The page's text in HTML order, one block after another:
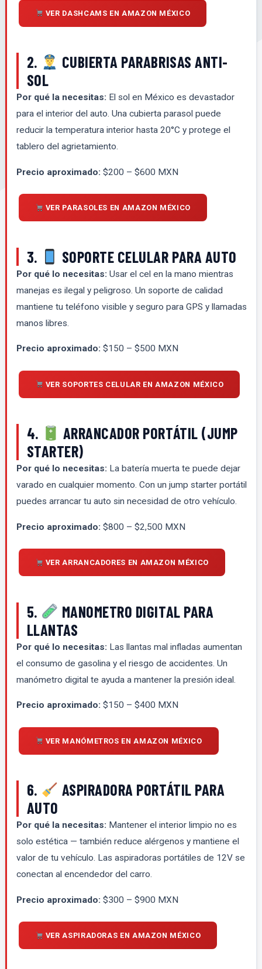
VER DASHCAMS EN AMAZON MÉXICO
2.
CUBIERTA PARABRISAS ANTI-
SOL
Por qué la necesitas: El sol en México es devastador
para el interior del auto. Una cubierta parasol puede
reducir la temperatura interior hasta 20°C y protege el
tablero del agrietamiento.
Precio aproximado: $200 – $600 MXN
VER PARASOLES EN AMAZON MÉXICO
3. SOPORTE CELULAR PARA AUTO
Por qué lo necesitas: Usar el cel en la mano mientras
manejas es ilegal y peligroso. Un soporte de calidad
mantiene tu teléfono visible y seguro para GPS y llamadas
manos libres.
Precio aproximado: $150 – $500 MXN
VER SOPORTES CELULAR EN AMAZON MÉXICO
4.
ARRANCADOR PORTÁTIL (JUMP
STARTER)
Por qué lo necesitas: La batería muerta te puede dejar
varado en cualquier momento. Con un jump starter portátil
puedes arrancar tu auto sin necesidad de otro vehículo.
Precio aproximado: $800 – $2,500 MXN
VER ARRANCADORES EN AMAZON MÉXICO
5.
MANOMETRO DIGITAL PARA
LLANTAS
Por qué lo necesitas: Las llantas mal infladas aumentan
el consumo de gasolina y el riesgo de accidentes. Un
manómetro digital te ayuda a mantener la presión ideal.
Precio aproximado: $150 – $400 MXN
VER MANÓMETROS EN AMAZON MÉXICO
6.
ASPIRADORA PORTÁTIL PARA
AUTO
Por qué la necesitas: Mantener el interior limpio no es
solo estética — también reduce alérgenos y mantiene el
valor de tu vehículo. Las aspiradoras portátiles de 12V se
conectan al encendedor del carro.
Precio aproximado: $300 – $900 MXN
VER ASPIRADORAS EN AMAZON MÉXICO